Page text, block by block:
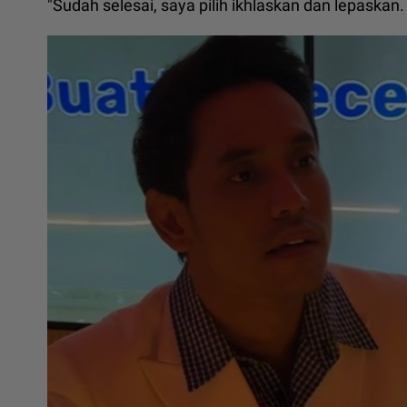
"Sudah selesai, saya pilih ikhlaskan dan lepaskan.